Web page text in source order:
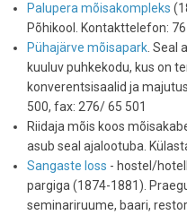
Palupera mõisakompleks
Põhikool. Kontakttelefon:
Pühajärve mõisapark. Seal
kuuluv puhkekodu, kus on
konverentsisaalid ja
500, fax: 276/ 65 501
Riidaja mõis koos
asub seal ajalootuba.
Sangaste loss - hostel/
pargiga (1874-1881).
seminariruume, baari,